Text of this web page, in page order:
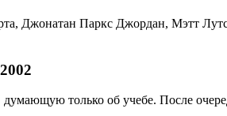
Джонатан Паркс Джордан, Мэтт
только об учебе. После